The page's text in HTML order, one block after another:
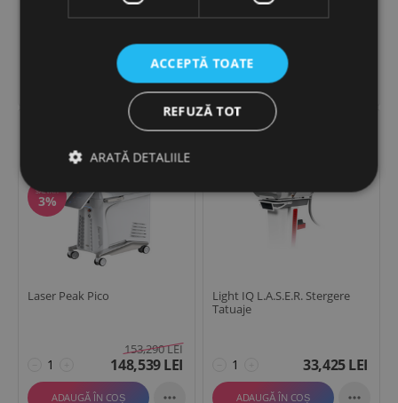
13,352LEI
ADAUGĂ ÎN COȘ 
+
−
ADAUGĂ ÎN COȘ
PARTICLE PRO
SALVATI
3%
Laser Peak Pico
153,290LEI
148,539LEI
ADAUGĂ ÎN COȘ 
Light IQ L.A.S.E.R. Stergere
Tatuaje
33,425LEI
ADAUGĂ ÎN COȘ 
ACCEPTĂ TOATE
REFUZĂ TOT
ARATĂ DETALIILE